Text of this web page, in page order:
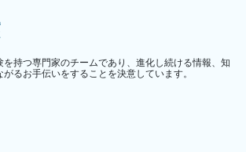
持つ専門家のチームであり、進化し続ける情報、知
るお手伝いをすることを決意しています。